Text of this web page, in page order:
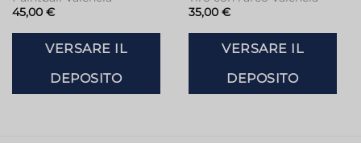
45,00 €
VERSARE IL
DEPOSITO
35,00 €
VERSARE IL
DEPOSITO